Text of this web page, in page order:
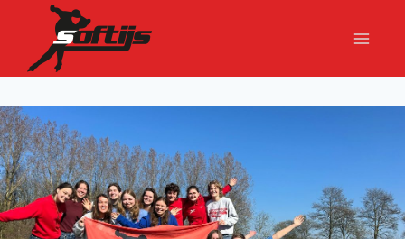
Doorgaan
inhoud